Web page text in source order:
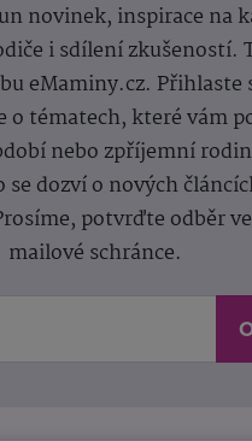
novinek, inspirace na
i sdílení zkušeností.
eMaminy.cz. Přihlaste
o tématech, které vám
nebo zpříjemní
dozví o nových
potvrďte odběr
mailové schránce.